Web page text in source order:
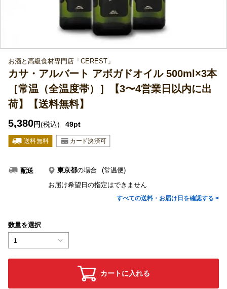
お酒と高級食材専門店「CEREST」
カサ・アルバート アボガドオイル 500ml×3本
［常温（全温度帯）］【3〜4営業日以内に出
荷】【送料無料】
5,380円(税込) 49pt
配送 東京都の場合
(常温便)
お届け希望日の指定はできません
すべての送料・お届け日を確認する >
数量を選択
1
カートに入れる